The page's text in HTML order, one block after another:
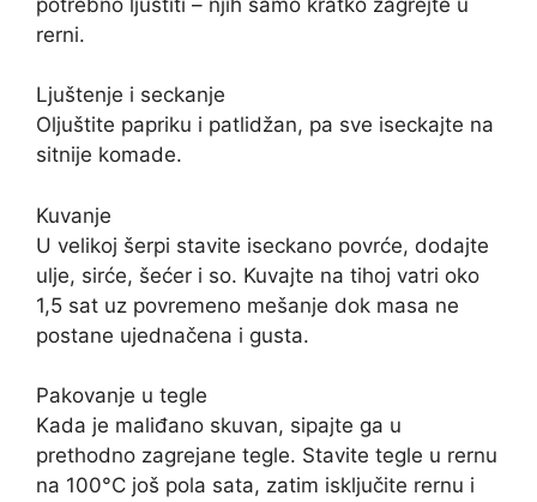
rerni.
Ljuštenje i seckanje
Oljuštite papriku i patlidžan, pa sve iseckajte na
sitnije komade.
Kuvanje
U velikoj šerpi stavite iseckano povrće, dodajte
ulje, sirće, šećer i so. Kuvajte na tihoj vatri oko
1,5 sat uz povremeno mešanje dok masa ne
postane ujednačena i gusta.
Pakovanje u tegle
Kada je maliđano skuvan, sipajte ga u
prethodno zagrejane tegle. Stavite tegle u rernu
na 100°C još pola sata, zatim isključite rernu i